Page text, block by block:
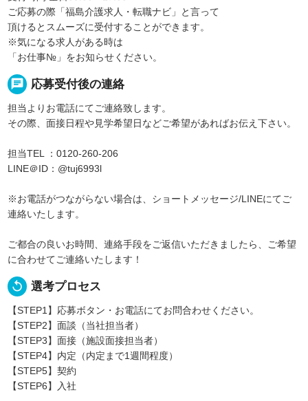
ご応募の際「福島介護求人・転職ナビ」と言って
頂けるとスムーズに受付することができます。
※気になる求人がある時は
「お仕事№」をお知らせください。
chat 応募受付後の連絡
担当よりお電話にてご連絡致します。
その際、面接日程や見学希望日などご希望があればお伝え下さい。
担当TEL ：0120-260-206
LINE＠ID：@tuj6993l
※お電話がつながらない場合は、ショートメッセージ/LINEにてご
連絡いたします。
ご都合の良いお時間、連絡手段をご返信いただきましたら、ご希望
に合わせてご連絡いたします！
replay 選考プロセス
【STEP1】応募ボタン・お電話にてお問合わせください。
【STEP2】面談（当社担当者）
【STEP3】面接（施設面接担当者）
【STEP4】内定（内定まで1週間程度）
【STEP5】契約
【STEP6】入社